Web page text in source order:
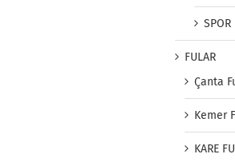
SPOR
FULAR
Çanta
Kemer
KARE